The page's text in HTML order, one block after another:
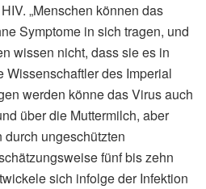
„Menschen können das
Symptome in sich tragen, und
wissen nicht, dass sie es in
Wissenschaftler des Imperial
werden könne das Virus auch
über die Muttermilch, aber
durch ungeschützten
fünf bis zehn
sich infolge der Infektion